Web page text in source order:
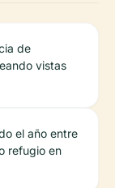
de
vistas
el año entre
refugio en